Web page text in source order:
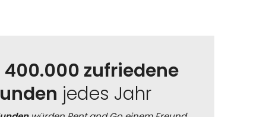
400.000 zufriedene
jedes Jahr